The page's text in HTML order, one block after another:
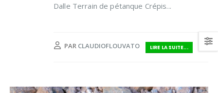
Dalle Terrain de pétanque Crépis...
PAR CLAUDIOFLOUVATO LIRE LA SUITE...